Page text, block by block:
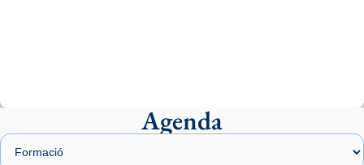
presidit aquest 27 de juliol la missa de Les
Santes de Mataró.Agenda